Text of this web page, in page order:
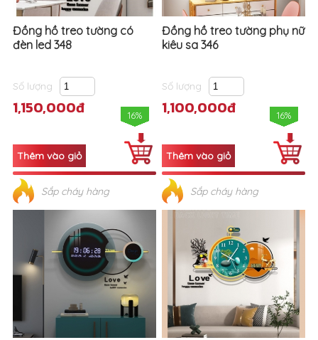
Đồng hồ treo tường có
đèn led 348
Số lượng
1,150,000đ 16%
Sắp cháy hàng
Đồng hồ treo tường phụ nữ
kiêu sa 346
Số lượng
1,100,000đ 16%
Sắp cháy hàng